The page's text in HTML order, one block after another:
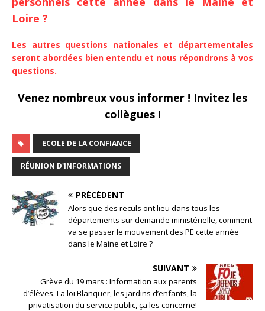
Loire ?
Les autres questions nationales et départementales
seront abordées bien entendu et nous répondrons à vos
questions.
Venez nombreux vous informer ! Invitez les
collègues !
ECOLE DE LA CONFIANCE
RÉUNION D'INFORMATIONS
PRÉCÉDENT
Alors que des reculs ont lieu dans tous les
départements sur demande ministérielle, comment
va se passer le mouvement des PE cette année
dans le Maine et Loire ?
SUIVANT
Grève du 19 mars : Information aux parents
d’élèves. La loi Blanquer, les jardins d’enfants, la
privatisation du service public, ça les concerne!